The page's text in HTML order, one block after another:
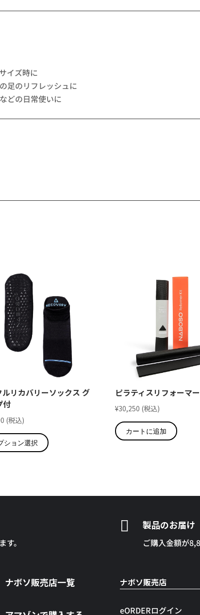
イズ時に
足のリフレッシュに
どの日常使いに
ルリカバリーソックス グ
付
(税込)
ション選択
の
は
ー
ョ
ピラティスリフォーマ
¥30,250 (税込)
カートに追加
。
 製品のお届け
ご購入金額が
ナボソ販売店一覧 ナボソ販売店
eORDERログイン